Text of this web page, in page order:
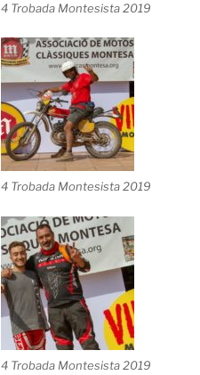
4 Trobada Montesista 2019
4 Trobada Montesista 2019
4 Trobada Montesista 2019